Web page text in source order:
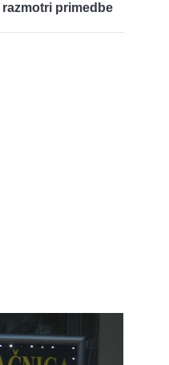
razmotri primedbe